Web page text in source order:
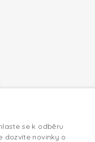
se k odběru
dozvíte novinky o